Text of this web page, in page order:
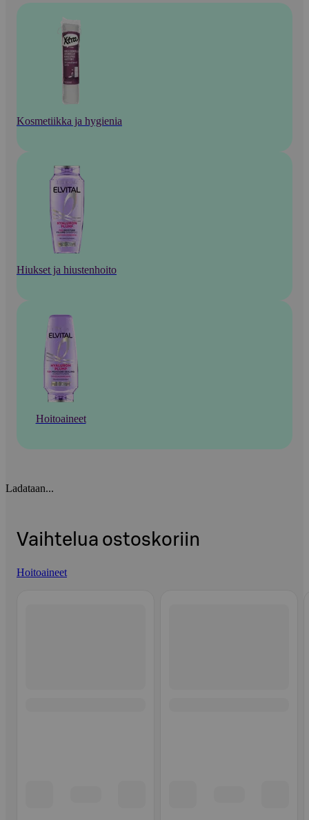
Kosmetiikka ja hygienia
Hiukset ja hiustenhoito
Hoitoaineet
Ladataan...
Vaihtelua ostoskoriin
Hoitoaineet